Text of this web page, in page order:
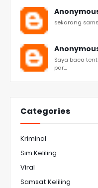
sekarang
Saya baca
par...
Categories
Kriminal
Sim Keliling
Viral
Samsat Keliling